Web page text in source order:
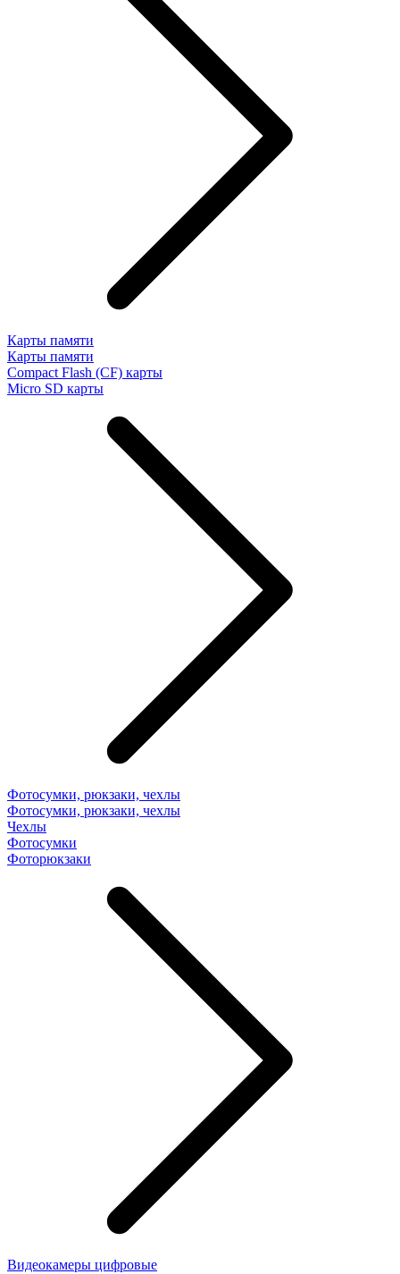
Карты памяти
Карты памяти
Compact Flash (CF) карты
Micro SD карты
Фотосумки, рюкзаки, чехлы
Фотосумки, рюкзаки, чехлы
Чехлы
Фотосумки
Фоторюкзаки
Видеокамеры цифровые